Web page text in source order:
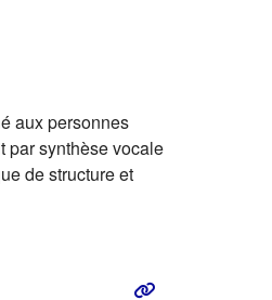
aux personnes
par synthèse vocale
de structure et